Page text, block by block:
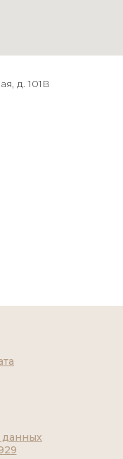
д. 101В
данных